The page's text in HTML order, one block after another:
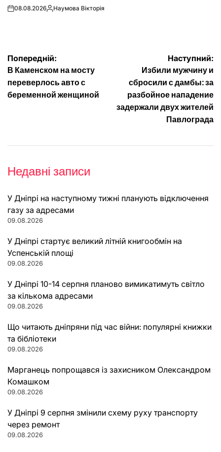
on08.08.2026Опубліковано
Наумова Вікторія
Навігація
записів
Попередній:
В Каменском на мосту
переверлось авто с
беременной женщиной
Наступний:
Избили мужчину и
сбросили с дамбы: за
разбойное нападение
задержали двух жителей
Павлограда
Недавні записи
У Дніпрі на наступному тижні планують відключення
газу за адресами
09.08.2026
У Дніпрі стартує великий літній книгообмін на
Успенській площі
09.08.2026
У Дніпрі 10-14 серпня планово вимикатимуть світло
за кількома адресами
09.08.2026
Що читають дніпряни під час війни: популярні книжки
та бібліотеки
09.08.2026
Марганець попрощався із захисником Олександром
Комашком
09.08.2026
У Дніпрі 9 серпня змінили схему руху транспорту
через ремонт
09.08.2026